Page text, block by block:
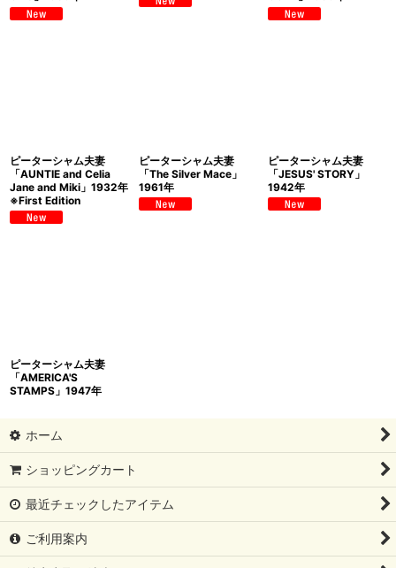
ピーターシャム夫妻
「AUNTIE and Celia
Jane and Miki」1932年
※First Edition
ピーターシャム夫妻
「The Silver Mace」
1961年
ピーターシャム夫妻
「JESUS' STORY」
1942年
ピーターシャム夫妻
「AMERICA'S
STAMPS」1947年
ホーム
ショッピングカート
最近チェックしたアイテム
ご利用案内